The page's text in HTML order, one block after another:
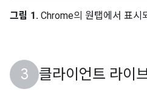
그림 1. Chrome의 원탭에서 표시
클라이언트 라이